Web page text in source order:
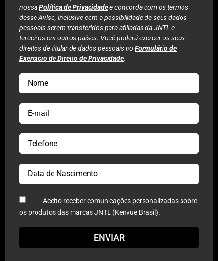
nossaPolítica de Privacidadee concorda com os termos
desse Aviso, inclusive com a possibilidade de seus dados
pessoais serem transferidos para afiliadas da JNTL e
terceiros em outros países. Você poderá exercer os seus
direitos de titular de dados pessoais no Formulário de
Exercício de Direito de Privacidade.
Aceito receber comunicações personalizadas sobre
os produtos das marcas JNTL (Kenvue Brasil).
ENVIAR
Inscrição realizado
com sucesso!
VOLTAR AO FORMULÁRIO